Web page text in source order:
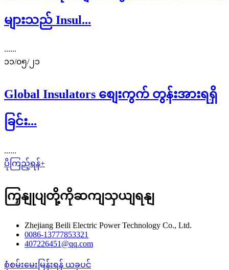
များသည် Insul...
......
၁၁/၀၅/၂၁
Global Insulators စျေးကွက် တွန်းအားရရှိ
ခြင်း...
......
ပိုကြည့်ရန်+
ကြှနျုပျတို့ကိုဆကျသှယျရနျ
Zhejiang Beili Electric Power Technology Co., Ltd.
0086-13777853321
407226451@qq.com
စုံစမ်းမေးမြန်းရန် ယခုပင်